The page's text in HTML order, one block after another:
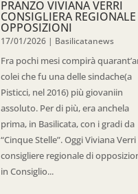
PRANZO VIVIANA VERRI
CONSIGLIERA REGIONALE
OPPOSIZIONI
17/01/2026 | Basilicatanews
Fra pochi mesi compirà
colei che fu una delle sindache(a
Pisticci, nel 2016) più giovaniin
assoluto. Per di più, era anchela
prima, in Basilicata, con i gradi da
“Cinque Stelle”. Oggi Viviana Verri
consigliere regionale di
in Consiglio...